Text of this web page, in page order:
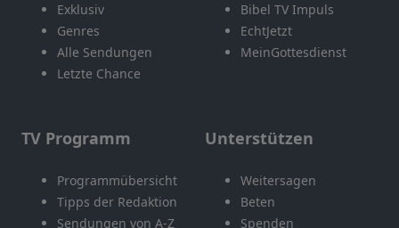
Exklusiv
Genres
Alle Sendungen
Letzte Chance
Bibel TV Impuls
EchtJetzt
MeinGottesdienst
TV Programm
Programmübersicht
Tipps der Redaktion
Sendungen von A-Z
Unterstützen
Weitersagen
Beten
Spenden